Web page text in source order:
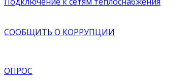
СООБЩИТЬ О КОРРУПЦИИ
ОПРОС